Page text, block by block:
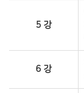
5 강
6 강